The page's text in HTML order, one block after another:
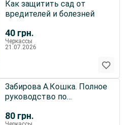
40 грн.
Как защитить сад от
вредителей и болезней
Черкассы
21.07.2026
80 грн.
Забирова А.Кошка. Полное
руководство по